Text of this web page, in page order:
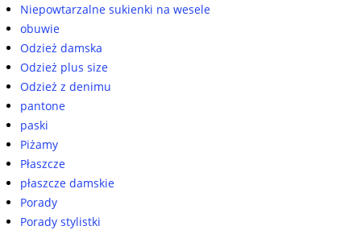
Niepowtarzalne sukienki na wesele
obuwie
Odzież damska
Odzież plus size
Odzież z denimu
pantone
paski
Piżamy
Płaszcze
płaszcze damskie
Porady
Porady stylistki